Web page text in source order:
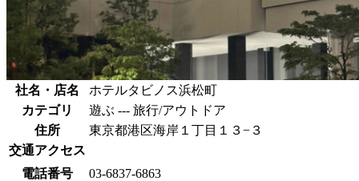
社名・店名
ホテルタビノス浜松町
カテゴリ
遊ぶ --- 旅行/アウトドア
住所
東京都港区海岸１丁目１３−３
交通アクセス
電話番号
03-6837-6863